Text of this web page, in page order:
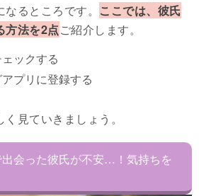
るところです。 ここでは、彼氏
方法を2点ご紹介します。
ックする
プリに登録する
見ていきましょう。
会った彼氏が不安…！気持ちを